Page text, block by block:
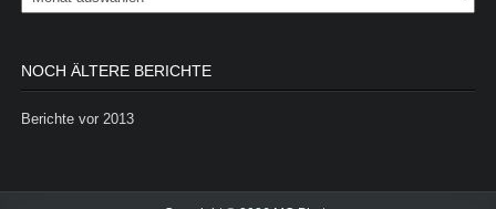
NOCH ÄLTERE BERICHTE
Berichte vor 2013